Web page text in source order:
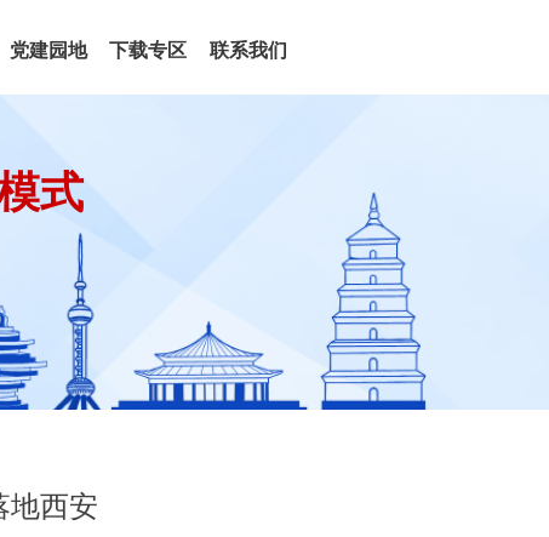
党建园地 下载专区 联系我们
式
地西安